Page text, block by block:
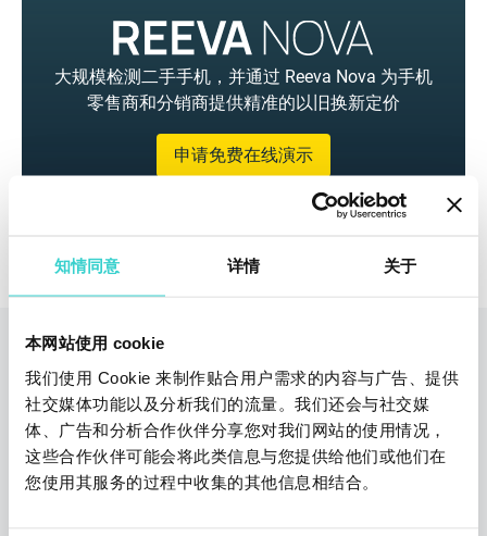
知情同意 详情 关于
本网站使用 cookie
我们使用 Cookie 来制作贴合用户需求的内容与广告、提供
社交媒体功能以及分析我们的流量。我们还会与社交媒
体、广告和分析合作伙伴分享您对我们网站的使用情况，
这些合作伙伴可能会将此类信息与您提供给他们或他们在
您使用其服务的过程中收集的其他信息相结合。
大规模检测二手手机，并通过 Reeva Nova 为手机
零售商和分销商提供精准的以旧换新定价
申请免费在线演示
您也可以阅读